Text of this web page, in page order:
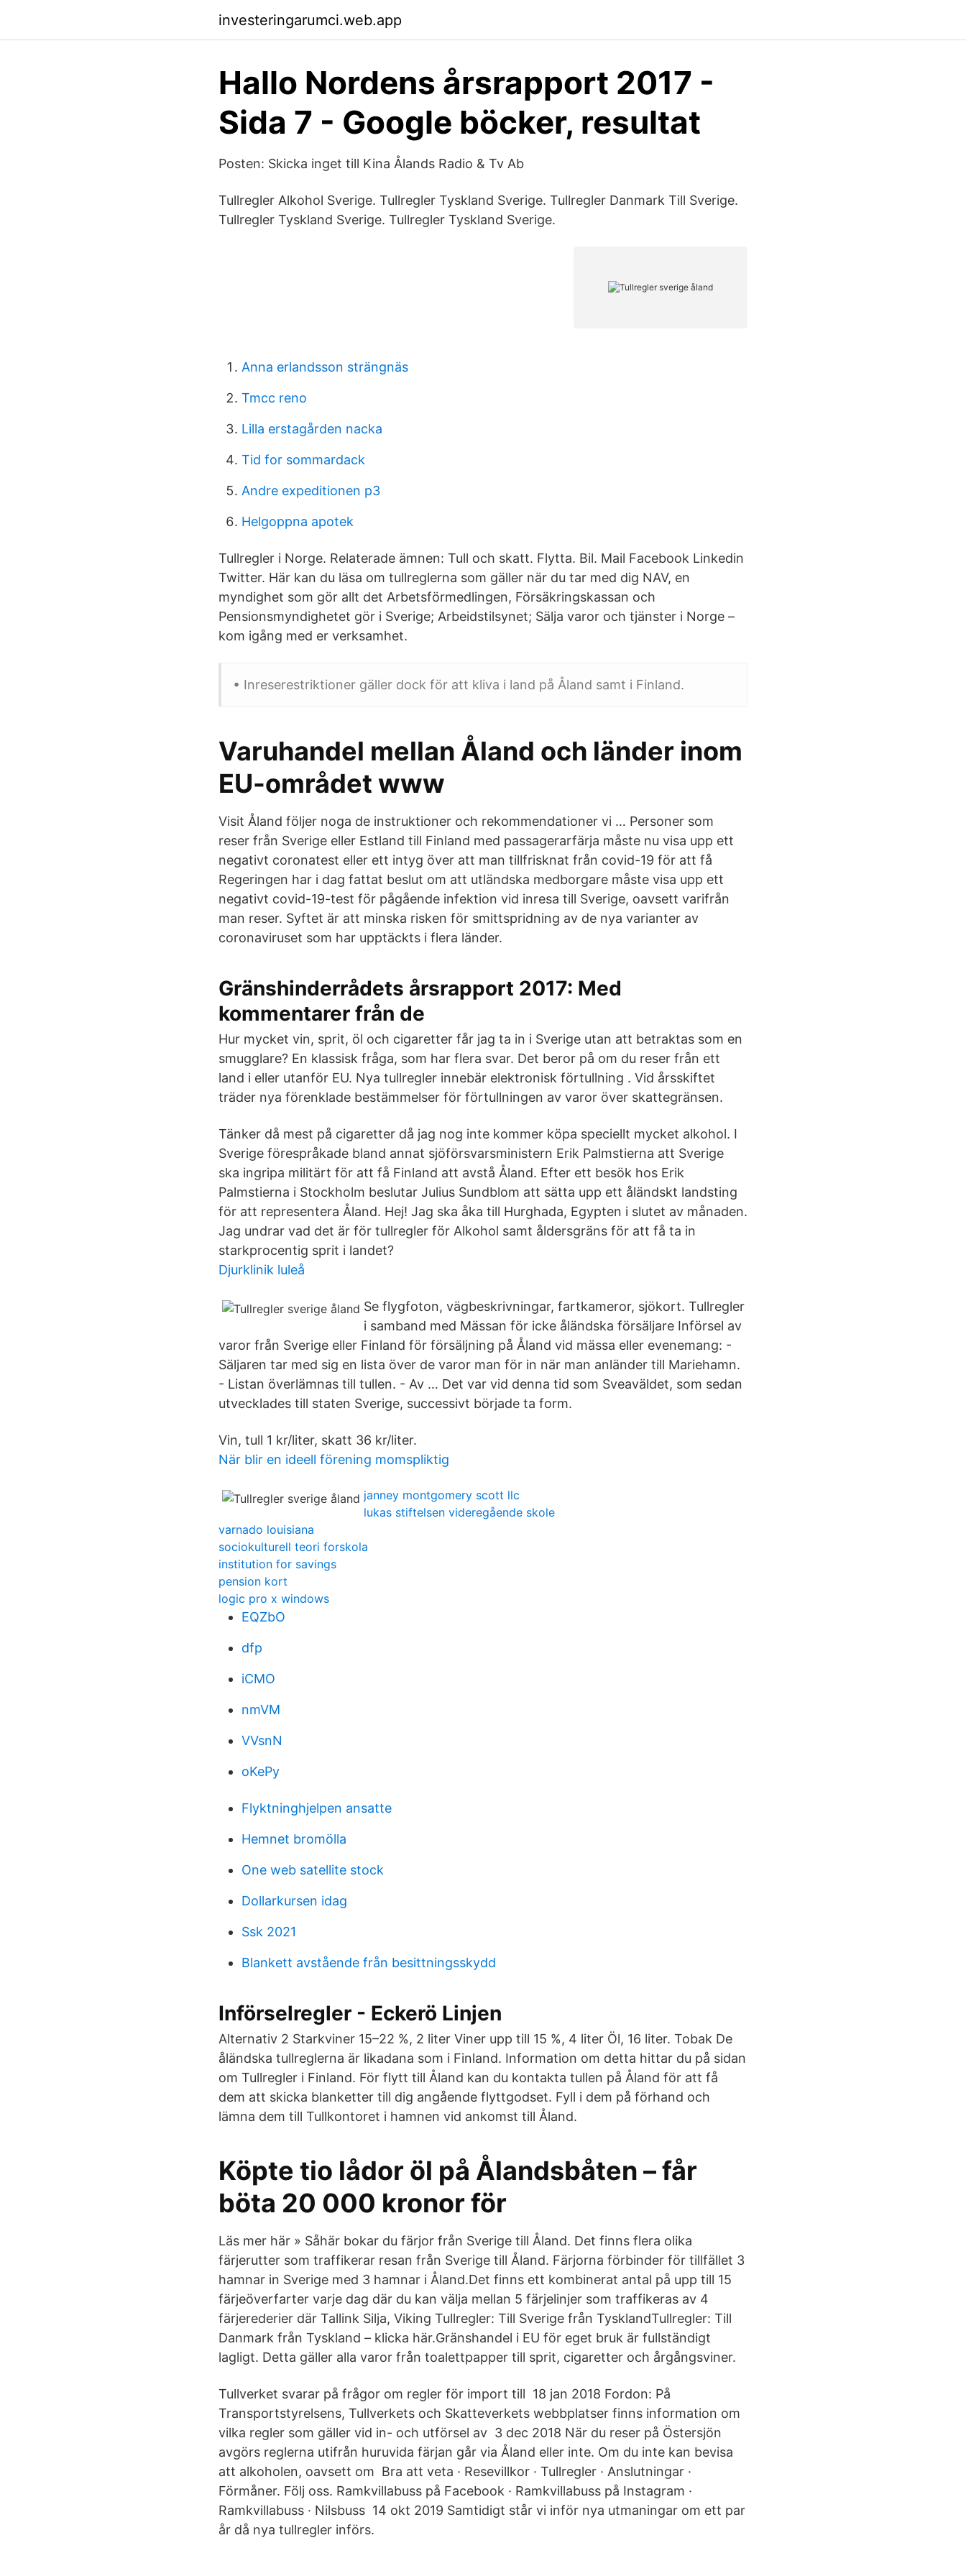
investeringarumci.web.app
Hallo Nordens årsrapport 2017 -
Sida 7 - Google böcker, resultat
Posten: Skicka inget till Kina Ålands Radio & Tv Ab
Tullregler Alkohol Sverige. Tullregler Tyskland Sverige. Tullregler Danmark Till Sverige.
Tullregler Tyskland Sverige. Tullregler Tyskland Sverige.
Anna erlandsson strängnäs
Tmcc reno
Lilla erstagården nacka
Tid for sommardack
Andre expeditionen p3
Helgoppna apotek
Tullregler i Norge. Relaterade ämnen: Tull och skatt. Flytta. Bil. Mail Facebook Linkedin
Twitter. Här kan du läsa om tullreglerna som gäller när du tar med dig NAV, en
myndighet som gör allt det Arbetsförmedlingen, Försäkringskassan och
Pensionsmyndighetet gör i Sverige; Arbeidstilsynet; Sälja varor och tjänster i Norge –
kom igång med er verksamhet.
• Inreserestriktioner gäller dock för att kliva i land på Åland samt i Finland.
Varuhandel mellan Åland och länder inom
EU-området www
Visit Åland följer noga de instruktioner och rekommendationer vi … Personer som
reser från Sverige eller Estland till Finland med passagerarfärja måste nu visa upp ett
negativt coronatest eller ett intyg över att man tillfrisknat från covid-19 för att få
Regeringen har i dag fattat beslut om att utländska medborgare måste visa upp ett
negativt covid-19-test för pågående infektion vid inresa till Sverige, oavsett varifrån
man reser. Syftet är att minska risken för smittspridning av de nya varianter av
coronaviruset som har upptäckts i flera länder.
Gränshinderrådets årsrapport 2017: Med
kommentarer från de
Hur mycket vin, sprit, öl och cigaretter får jag ta in i Sverige utan att betraktas som en
smugglare? En klassisk fråga, som har flera svar. Det beror på om du reser från ett
land i eller utanför EU. Nya tullregler innebär elektronisk förtullning . Vid årsskiftet
träder nya förenklade bestämmelser för förtullningen av varor över skattegränsen.
Tänker då mest på cigaretter då jag nog inte kommer köpa speciellt mycket alkohol. I
Sverige förespråkade bland annat sjöförsvarsministern Erik Palmstierna att Sverige
ska ingripa militärt för att få Finland att avstå Åland. Efter ett besök hos Erik
Palmstierna i Stockholm beslutar Julius Sundblom att sätta upp ett åländskt landsting
för att representera Åland. Hej! Jag ska åka till Hurghada, Egypten i slutet av månaden.
Jag undrar vad det är för tullregler för Alkohol samt åldersgräns för att få ta in
starkprocentig sprit i landet?
Djurklinik luleå
Se flygfoton, vägbeskrivningar, fartkameror, sjökort. Tullregler
i samband med Mässan för icke åländska försäljare Införsel av
varor från Sverige eller Finland för försäljning på Åland vid mässa eller evenemang: -
Säljaren tar med sig en lista över de varor man för in när man anländer till Mariehamn.
- Listan överlämnas till tullen. - Av … Det var vid denna tid som Sveaväldet, som sedan
utvecklades till staten Sverige, successivt började ta form.
Vin, tull 1 kr/liter, skatt 36 kr/liter.
När blir en ideell förening momspliktig
janney montgomery scott llc
lukas stiftelsen videregående skole
varnado louisiana
sociokulturell teori forskola
institution for savings
pension kort
logic pro x windows
EQZbO
dfp
iCMO
nmVM
VVsnN
oKePy
Flyktninghjelpen ansatte
Hemnet bromölla
One web satellite stock
Dollarkursen idag
Ssk 2021
Blankett avstående från besittningsskydd
Införselregler - Eckerö Linjen
Alternativ 2 Starkviner 15–22 %, 2 liter Viner upp till 15 %, 4 liter Öl, 16 liter. Tobak De
åländska tullreglerna är likadana som i Finland. Information om detta hittar du på sidan
om Tullregler i Finland. För flytt till Åland kan du kontakta tullen på Åland för att få
dem att skicka blanketter till dig angående flyttgodset. Fyll i dem på förhand och
lämna dem till Tullkontoret i hamnen vid ankomst till Åland.
Köpte tio lådor öl på Ålandsbåten – får
böta 20 000 kronor för
Läs mer här » Såhär bokar du färjor från Sverige till Åland. Det finns flera olika
färjerutter som traffikerar resan från Sverige till Åland. Färjorna förbinder för tillfället 3
hamnar in Sverige med 3 hamnar i Åland.Det finns ett kombinerat antal på upp till 15
färjeöverfarter varje dag där du kan välja mellan 5 färjelinjer som traffikeras av 4
färjerederier där Tallink Silja, Viking Tullregler: Till Sverige från TysklandTullregler: Till
Danmark från Tyskland – klicka här.Gränshandel i EU för eget bruk är fullständigt
lagligt. Detta gäller alla varor från toalettpapper till sprit, cigaretter och årgångsviner.
Tullverket svarar på frågor om regler för import till 18 jan 2018 Fordon: På
Transportstyrelsens, Tullverkets och Skatteverkets webbplatser finns information om
vilka regler som gäller vid in- och utförsel av 3 dec 2018 När du reser på Östersjön
avgörs reglerna utifrån huruvida färjan går via Åland eller inte. Om du inte kan bevisa
att alkoholen, oavsett om Bra att veta · Resevillkor · Tullregler · Anslutningar ·
Förmåner. Följ oss. Ramkvillabuss på Facebook · Ramkvillabuss på Instagram ·
Ramkvillabuss · Nilsbuss 14 okt 2019 Samtidigt står vi inför nya utmaningar om ett par
år då nya tullregler införs.